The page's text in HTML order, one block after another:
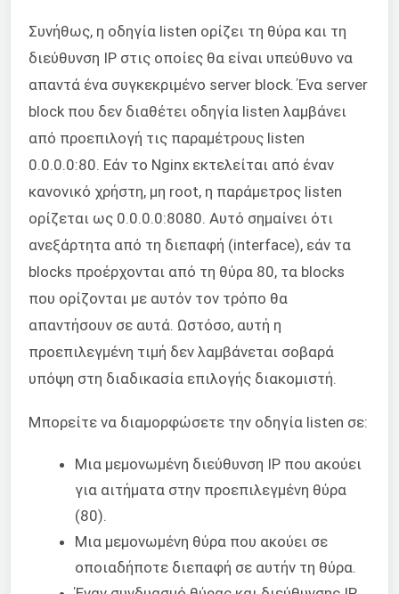
Συνήθως, η οδηγία listen ορίζει τη θύρα και τη
διεύθυνση IP στις οποίες θα είναι υπεύθυνο να
απαντά ένα συγκεκριμένο server block. Ένα server
block που δεν διαθέτει οδηγία listen λαμβάνει
από προεπιλογή τις παραμέτρους listen
0.0.0.0:80. Εάν το Nginx εκτελείται από έναν
κανονικό χρήστη, μη root, η παράμετρος listen
ορίζεται ως 0.0.0.0:8080. Αυτό σημαίνει ότι
ανεξάρτητα από τη διεπαφή (interface), εάν τα
blocks προέρχονται από τη θύρα 80, τα blocks
που ορίζονται με αυτόν τον τρόπο θα
απαντήσουν σε αυτά. Ωστόσο, αυτή η
προεπιλεγμένη τιμή δεν λαμβάνεται σοβαρά
υπόψη στη διαδικασία επιλογής διακομιστή.
Μπορείτε να διαμορφώσετε την οδηγία listen σε:
Μια μεμονωμένη διεύθυνση IP που ακούει
για αιτήματα στην προεπιλεγμένη θύρα
(80).
Μια μεμονωμένη θύρα που ακούει σε
οποιαδήποτε διεπαφή σε αυτήν τη θύρα.